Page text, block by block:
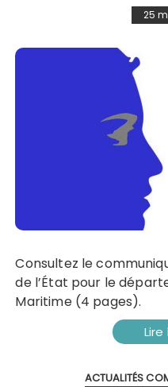
25
Consultez le communiqué diffusé par les services
de l’État pour le
Maritime (4 pages).
ACTUALITÉS